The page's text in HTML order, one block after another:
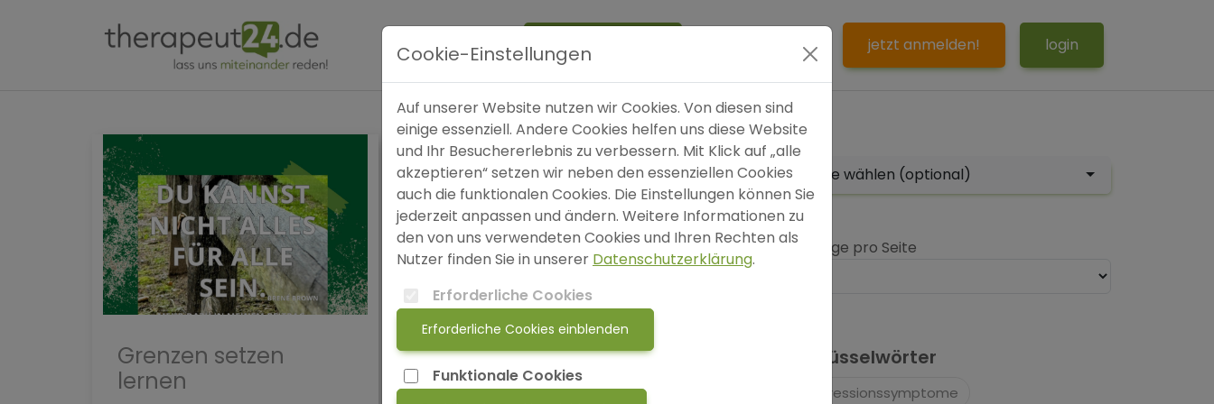
SOS jetzt anmelden! login
Grenzen setzen
lernen
Die 7 häufigsten
Denkmuster
Autor
bitte wählen (optional)
Einträge pro Seite
Schlüsselwörter
Depressionssymptome
Cookie-Einstellungen
Auf unserer Website nutzen wir Cookies. Von diesen sind
einige essenziell. Andere Cookies helfen uns diese Website
und Ihr Besuchererlebnis zu verbessern. Mit Klick auf „alle
akzeptieren“ setzen wir neben den essenziellen Cookies
auch die funktionalen Cookies. Die Einstellungen können Sie
jederzeit anpassen und ändern. Weitere Informationen zu
den von uns verwendeten Cookies und Ihren Rechten als
Nutzer finden Sie in unserer Datenschutzerklärung.
Erforderliche Cookies
Erforderliche Cookies einblenden
Funktionale Cookies